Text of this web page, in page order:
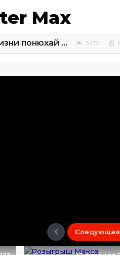
Max
Челлендж откуси лизни понюхай или ничего 3475
Следующая